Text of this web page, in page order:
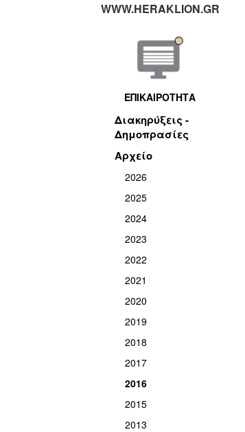
WWW.HERAKLION.GR
ΕΠΙΚΑΙΡΟΤΗΤΑ
Διακηρύξεις -
Δημοπρασίες
Αρχείο
2026
2025
2024
2023
2022
2021
2020
2019
2018
2017
2016
2015
2013